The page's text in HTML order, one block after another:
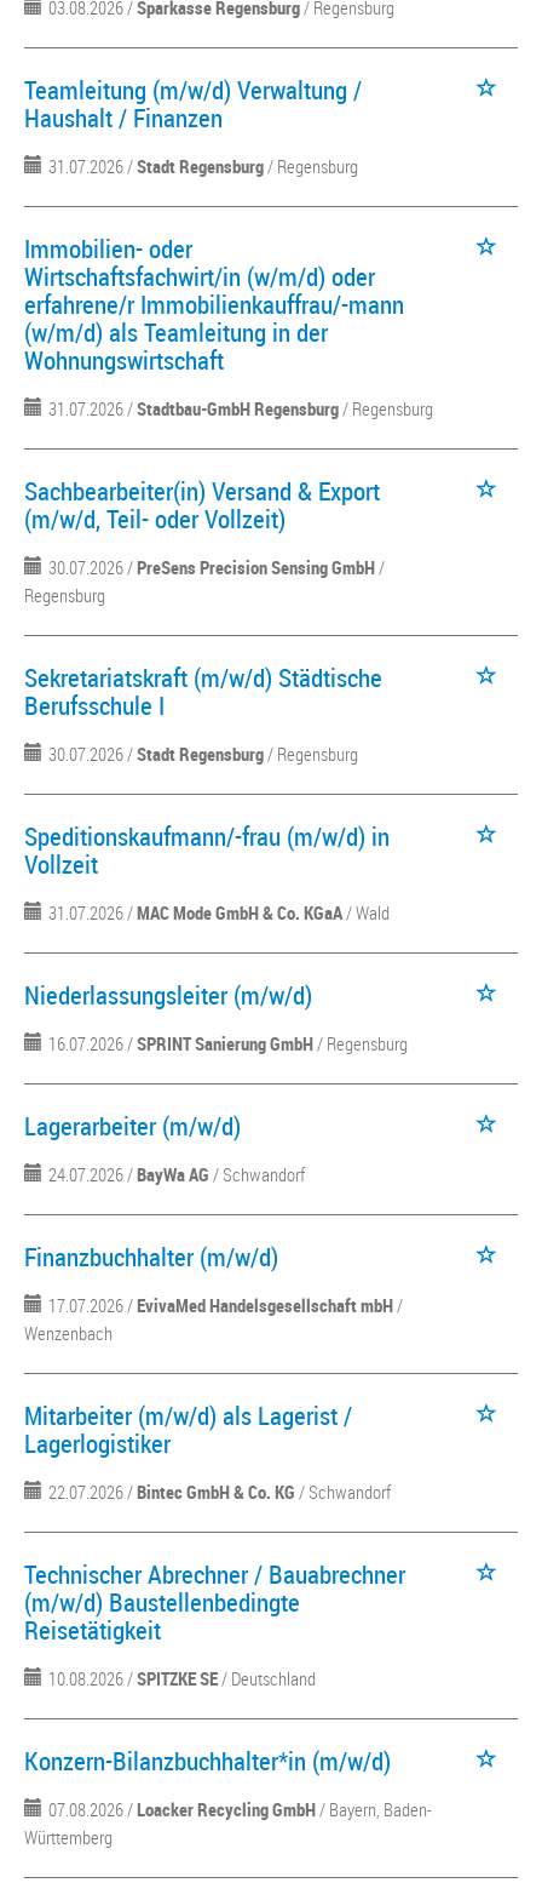
03.08.2026 /Sparkasse Regensburg/ Regensburg
Teamleitung (m/w/d) Verwaltung /
Haushalt / Finanzen
31.07.2026 /Stadt Regensburg/ Regensburg
Immobilien- oder
Wirtschaftsfachwirt/in (w/m/d) oder
erfahrene/r Immobilienkauffrau/-mann
(w/m/d) als Teamleitung in der
Wohnungswirtschaft
31.07.2026 /Stadtbau-GmbH Regensburg/ Regensburg
Sachbearbeiter(in) Versand & Export
(m/w/d, Teil- oder Vollzeit)
30.07.2026 /PreSens Precision Sensing GmbH/
Regensburg
Sekretariatskraft (m/w/d) Städtische
Berufsschule I
30.07.2026 /Stadt Regensburg/ Regensburg
Speditionskaufmann/-frau (m/w/d) in
Vollzeit
31.07.2026 /MAC Mode GmbH & Co. KGaA/ Wald
Niederlassungsleiter (m/w/d)
16.07.2026 /SPRINT Sanierung GmbH/ Regensburg
Lagerarbeiter (m/w/d)
24.07.2026 /BayWa AG / Schwandorf
Finanzbuchhalter (m/w/d)
17.07.2026 /EvivaMed Handelsgesellschaft mbH/
Wenzenbach
Mitarbeiter (m/w/d) als Lagerist /
Lagerlogistiker
22.07.2026 /Bintec GmbH & Co. KG / Schwandorf
Technischer Abrechner / Bauabrechner
(m/w/d) Baustellenbedingte
Reisetätigkeit
10.08.2026 /SPITZKE SE/ Deutschland
Konzern-Bilanzbuchhalter*in (m/w/d)
07.08.2026 /Loacker Recycling GmbH/ Bayern, Baden-
Württemberg